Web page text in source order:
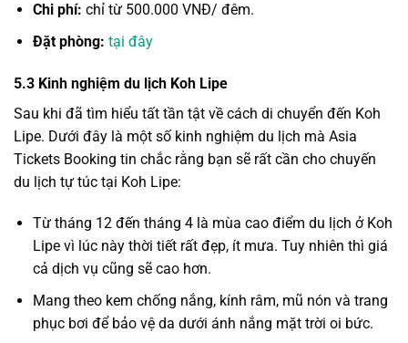
Chi phí: chỉ từ 500.000 VNĐ/ đêm.
Đặt phòng: tại đây
5.3 Kinh nghiệm du lịch Koh Lipe
Sau khi đã tìm hiểu tất tần tật về cách di chuyển đến Koh
Lipe. Dưới đây là một số kinh nghiệm du lịch mà Asia
Tickets Booking tin chắc rằng bạn sẽ rất cần cho chuyến
du lịch tự túc tại Koh Lipe:
Từ tháng 12 đến tháng 4 là mùa cao điểm du lịch ở Koh
Lipe vì lúc này thời tiết rất đẹp, ít mưa. Tuy nhiên thì giá
cả dịch vụ cũng sẽ cao hơn.
Mang theo kem chống nắng, kính râm, mũ nón và trang
phục bơi để bảo vệ da dưới ánh nắng mặt trời oi bức.